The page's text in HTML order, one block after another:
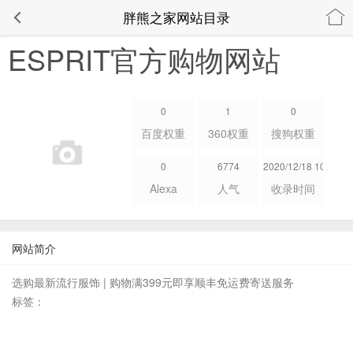
胖熊之家网站目录
ESPRIT官方购物网站
0
百度权重
1
360权重
0
搜狗权重
0
Alexa
6774
人气
2020/12/18 10:37:39
收录时间
网站简介
选购最新流行服饰 | 购物满399元即享顺丰免运费寄送服务
标签：